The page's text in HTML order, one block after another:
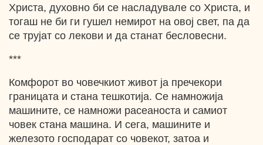
Христа, духовно би се насладувале со Христа, и
тогаш не би ги гушел немирот на овој свет, па да
се трујат со лекови и да станат бесловесни.
***
Комфорот во човечкиот живот ја пречекори
границата и стана тешкотија. Се намножија
машините, се намножи расеаноста и самиот
човек стана машина. И сега, машините и
железото господарат со човекот, затоа и